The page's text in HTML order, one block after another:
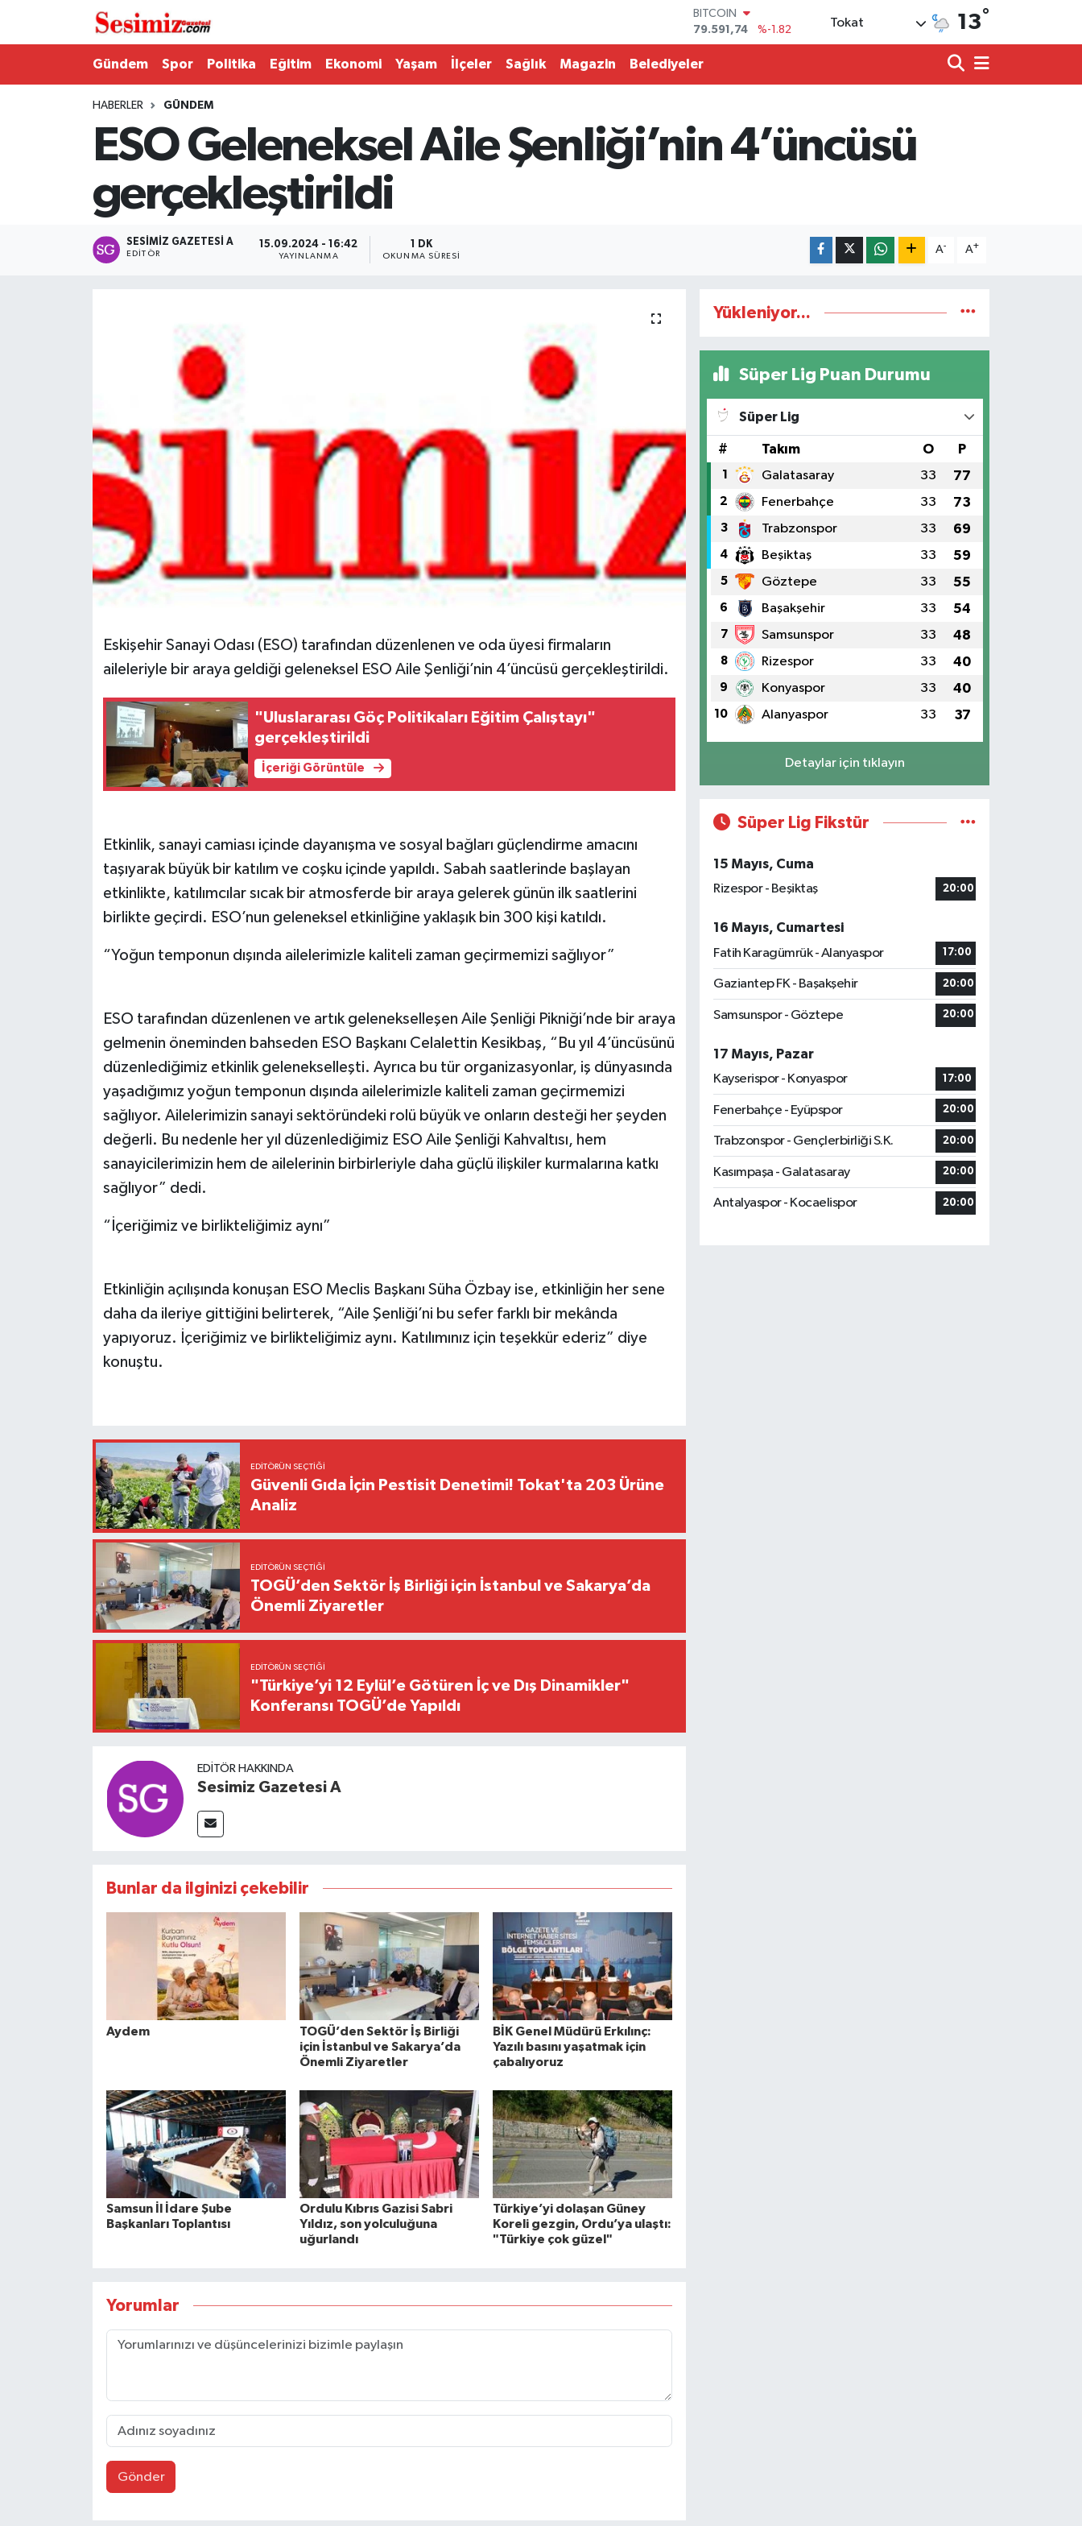
BITCOIN
79.591,74
%-1.82
G.ALTIN
6862,09000
%0.19
Tokat 13°
Gündem Spor Politika Eğitim Ekonomi Yaşam İlçeler Sağlık Magazin Belediyeler
HABERLER GÜNDEM
ESO Geleneksel Aile Şenliği’nin 4’üncüsü
gerçekleştirildi
SESIMIZ GAZETESI A
EDITÖR
15.09.2024 - 16:42
YAYINLANMA
1 DK
OKUNMA SÜRESI
A- A+
Eskişehir Sanayi Odası (ESO) tarafından düzenlenen ve oda üyesi firmaların
aileleriyle bir araya geldiği geleneksel ESO Aile Şenliği’nin 4’üncüsü gerçekleştirildi.
"Uluslararası Göç Politikaları Eğitim Çalıştayı"
gerçekleştirildi
İçeriği Görüntüle
Etkinlik, sanayi camiası içinde dayanışma ve sosyal bağları güçlendirme amacını
taşıyarak büyük bir katılım ve coşku içinde yapıldı. Sabah saatlerinde başlayan
etkinlikte, katılımcılar sıcak bir atmosferde bir araya gelerek günün ilk saatlerini
birlikte geçirdi. ESO’nun geleneksel etkinliğine yaklaşık bin 300 kişi katıldı.
“Yoğun temponun dışında ailelerimizle kaliteli zaman geçirmemizi sağlıyor”
ESO tarafından düzenlenen ve artık gelenekselleşen Aile Şenliği Pikniği’nde bir araya
gelmenin öneminden bahseden ESO Başkanı Celalettin Kesikbaş, “Bu yıl 4’üncüsünü
düzenlediğimiz etkinlik gelenekselleşti. Ayrıca bu tür organizasyonlar, iş dünyasında
yaşadığımız yoğun temponun dışında ailelerimizle kaliteli zaman geçirmemizi
sağlıyor. Ailelerimizin sanayi sektöründeki rolü büyük ve onların desteği her şeyden
değerli. Bu nedenle her yıl düzenlediğimiz ESO Aile Şenliği Kahvaltısı, hem
sanayicilerimizin hem de ailelerinin birbirleriyle daha güçlü ilişkiler kurmalarına katkı
sağlıyor” dedi.
“İçeriğimiz ve birlikteliğimiz aynı”
Etkinliğin açılışında konuşan ESO Meclis Başkanı Süha Özbay ise, etkinliğin her sene
daha da ileriye gittiğini belirterek, “Aile Şenliği’ni bu sefer farklı bir mekânda
yapıyoruz. İçeriğimiz ve birlikteliğimiz aynı. Katılımınız için teşekkür ederiz” diye
konuştu.
EDITÖRÜN SEÇTIĞI
Güvenli Gıda İçin Pestisit Denetimi! Tokat'ta 203 Ürüne
Analiz
EDITÖRÜN SEÇTIĞI
TOGÜ’den Sektör İş Birliği için İstanbul ve Sakarya’da
Önemli Ziyaretler
EDITÖRÜN SEÇTIĞI
"Türkiye’yi 12 Eylül’e Götüren İç ve Dış Dinamikler"
Konferansı TOGÜ’de Yapıldı
EDITÖR HAKKINDA
Sesimiz Gazetesi A
Bunlar da ilginizi çekebilir
Aydem
TOGÜ’den Sektör İş Birliği
için İstanbul ve Sakarya’da
Önemli Ziyaretler
BİK Genel Müdürü Erkılınç:
Yazılı basını yaşatmak için
çabalıyoruz
Samsun İl İdare Şube
Başkanları Toplantısı
Ordulu Kıbrıs Gazisi Sabri
Yıldız, son yolculuğuna
uğurlandı
Türkiye’yi dolaşan Güney
Koreli gezgin, Ordu’ya ulaştı:
"Türkiye çok güzel"
Yorumlar
Gönder
Yükleniyor...
Süper Lig Puan Durumu
Süper Lig
# Takım O P
1 Galatasaray 33 77
2 Fenerbahçe 33 73
3 Trabzonspor 33 69
4 Beşiktaş 33 59
5 Göztepe 33 55
6 Başakşehir 33 54
7 Samsunspor 33 48
8 Rizespor 33 40
9 Konyaspor 33 40
10 Alanyaspor 33 37
Detaylar için tıklayın
Süper Lig Fikstür
15 Mayıs, Cuma
Rizespor - Beşiktaş
20:00
16 Mayıs, Cumartesi
Fatih Karagümrük - Alanyaspor
17:00
Gaziantep FK - Başakşehir 20:00
Samsunspor - Göztepe 20:00
17 Mayıs, Pazar
Kayserispor - Konyaspor
17:00
Fenerbahçe - Eyüpspor 20:00
Trabzonspor - Gençlerbirliği S.K. 20:00
Kasımpaşa - Galatasaray 20:00
Antalyaspor - Kocaelispor 20:00
Magazin
Teknoloji
Tokat Haberleri
Nöbetçi Eczaneler
Hava Durumu
Namaz Vakitleri
Trafik Durumu
Tüm Manşetler